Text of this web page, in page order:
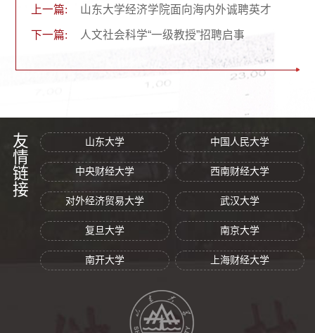
上一篇: 山东大学经济学院面向海内外诚聘英才
下一篇: 人文社会科学“一级教授”招聘启事
友情链接 山东大学 中国人民大学
中央财经大学 西南财经大学
对外经济贸易大学 武汉大学
复旦大学 南京大学
南开大学 上海财经大学